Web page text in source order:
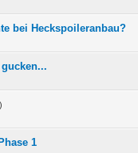
bei Heckspoileranbau?
)
1